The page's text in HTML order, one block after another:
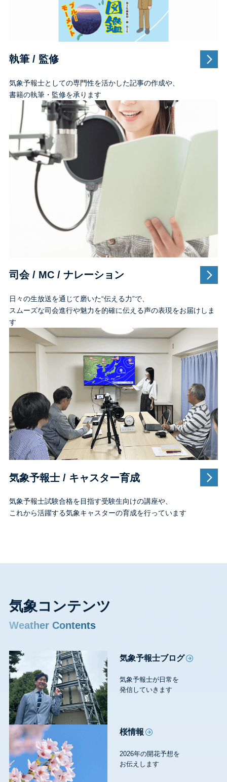
執筆 / 監修
気象予報士としての専門性を活かした記事の作成や、
書籍の執筆・監修を承ります
司会 / MC / ナレーション
日々の生放送を通じて磨いた“伝える力”で、
スムーズな司会進行や魅力を的確に伝える声の表現をお届けしま
す
気象予報士 / キャスター育成
気象予報士試験合格を目指す受験生向けの講座や、
これから活躍する気象キャスターの育成を行っています
気象コンテンツ
Weather Contents
気象予報士ブログ
気象予報士が日常を
発信していきます
桜情報
2026年の開花予想を
お伝えします